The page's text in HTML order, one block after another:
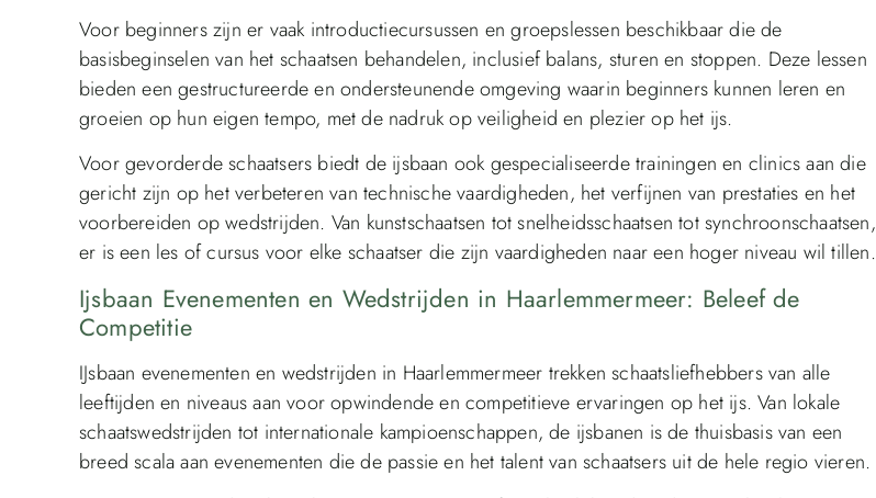
Voor beginners zijn er vaak introductiecursussen en groepslessen beschikbaar die de
basisbeginselen van het schaatsen behandelen, inclusief balans, sturen en stoppen. Deze lessen
bieden een gestructureerde en ondersteunende omgeving waarin beginners kunnen leren en
groeien op hun eigen tempo, met de nadruk op veiligheid en plezier op het ijs.
Voor gevorderde schaatsers biedt de ijsbaan ook gespecialiseerde trainingen en clinics aan die
gericht zijn op het verbeteren van technische vaardigheden, het verfijnen van prestaties en het
voorbereiden op wedstrijden. Van kunstschaatsen tot snelheidsschaatsen tot synchroonschaatsen,
er is een les of cursus voor elke schaatser die zijn vaardigheden naar een hoger niveau wil tillen.
Ijsbaan Evenementen en Wedstrijden in Haarlemmermeer: Beleef de
Competitie
IJsbaan evenementen en wedstrijden in Haarlemmermeer trekken schaatsliefhebbers van alle
leeftijden en niveaus aan voor opwindende en competitieve ervaringen op het ijs. Van lokale
schaatswedstrijden tot internationale kampioenschappen, de ijsbanen is de thuisbasis van een
breed scala aan evenementen die de passie en het talent van schaatsers uit de hele regio vieren.